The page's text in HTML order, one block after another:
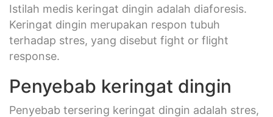
Istilah medis keringat dingin adalah diaforesis.
Keringat dingin merupakan respon tubuh
terhadap stres, yang disebut fight or flight
response.
Penyebab keringat dingin
Penyebab tersering keringat dingin adalah stres,